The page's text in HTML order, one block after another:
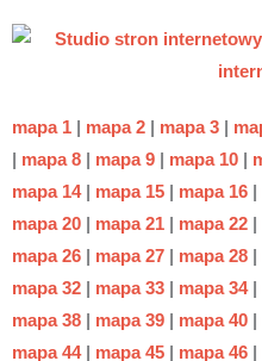
mapa 1 mapa 2 mapa 3
mapa 8 mapa 9 mapa 10
mapa 14| mapa 15 mapa 16
mapa 20
mapa 21 mapa 22
mapa 26
mapa 27 mapa 28
mapa 32
mapa 33 mapa 34|
mapa 38
mapa 39 mapa 40
mapa 44| mapa 45 mapa 46